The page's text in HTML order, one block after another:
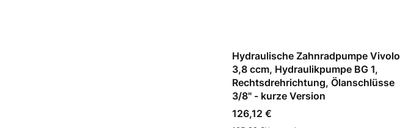
Hydraulische Zahnradpumpe Vivolo
3,8 ccm, Hydraulikpumpe BG 1,
Rechtsdrehrichtung, Ölanschlüsse
3/8" - kurze Version
Preis
126,12 €